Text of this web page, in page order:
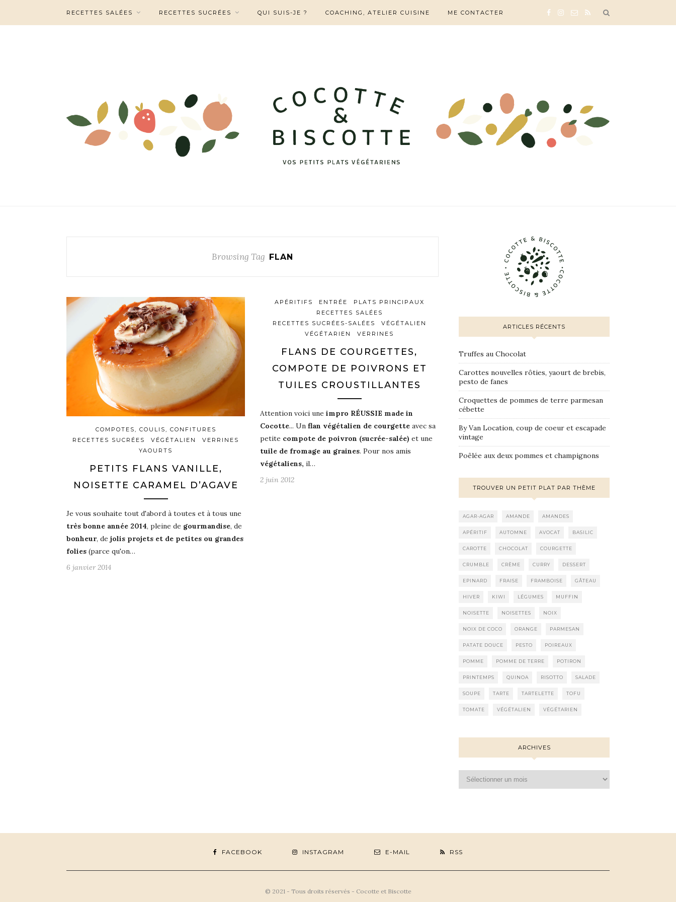
RECETTES SALÉES RECETTES SUCRÉES QUI SUIS-JE ? COACHING, ATELIER CUISINE ME CONTACTER
Browsing Tag FLAN
COMPOTES, COULIS, CONFITURES
RECETTES SUCRÉES
VÉGÉTALIEN
VERRINES
YAOURTS
PETITS FLANS VANILLE,
NOISETTE CARAMEL D’AGAVE
Je vous souhaite tout d'abord à toutes et à tous une
très bonne année 2014, pleine de gourmandise, de
bonheur, de jolis projets et de petites ou grandes
folies (parce qu'on…
6 janvier 2014
APÉRITIFS ENTRÉE
PLATS PRINCIPAUX
RECETTES SALÉES
RECETTES SUCRÉES-SALÉES
VÉGÉTALIEN
VÉGÉTARIEN
VERRINES
FLANS DE COURGETTES,
COMPOTE DE POIVRONS ET
TUILES CROUSTILLANTES
Attention voici une impro RÉUSSIE made in
Cocotte... Un flan végétalien de courgette avec sa
petite compote de poivron (sucrée-salée) et une
tuile de fromage au graines. Pour nos amis
végétaliens, il…
2 juin 2012
ARTICLES RÉCENTS
Truffes au Chocolat
Carottes nouvelles rôties, yaourt de brebis,
pesto de fanes
Croquettes de pommes de terre parmesan
cébette
By Van Location, coup de coeur et escapade
vintage
Poêlée aux deux pommes et champignons
TROUVER UN PETIT PLAT PAR THÈME
AGAR-AGAR AMANDE AMANDES
APÉRITIF AUTOMNE AVOCAT BASILIC
CAROTTE CHOCOLAT COURGETTE
CRUMBLE CRÈME CURRY DESSERT
EPINARD FRAISE FRAMBOISE GÂTEAU
HIVER KIWI LÉGUMES MUFFIN
NOISETTE NOISETTES NOIX
NOIX DE COCO ORANGE PARMESAN
PATATE DOUCE PESTO POIREAUX
POMME POMME DE TERRE POTIRON
PRINTEMPS QUINOA RISOTTO SALADE
SOUPE TARTE TARTELETTE TOFU
TOMATE VÉGÉTALIEN VÉGÉTARIEN
ARCHIVES
FACEBOOK INSTAGRAM E-MAIL RSS
© 2021 - Tous droits réservés - Cocotte et Biscotte